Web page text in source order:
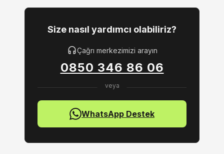
Size nasıl yardımcı olabiliriz?
Çağrı merkezimizi arayın
0850 346 86 06
WhatsApp Destek